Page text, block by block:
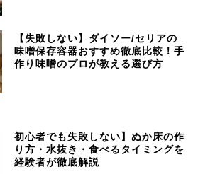
【失敗しない】ダイソー/セリアの
味噌保存容器おすすめ徹底比較！手
作り味噌のプロが教える選び方
初心者でも失敗しない】ぬか床の作
り方・水抜き・食べるタイミングを
経験者が徹底解説